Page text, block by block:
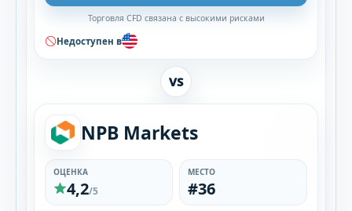
Торговля CFD связана с высокими рисками
Недоступен в
VS
NPB Markets
ОЦЕНКА
4,2/5
МЕСТО
#36